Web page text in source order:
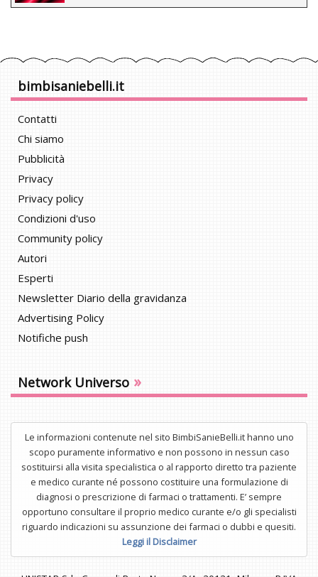
bimbisaniebelli.it
Contatti
Chi siamo
Pubblicità
Privacy
Privacy policy
Condizioni d'uso
Community policy
Autori
Esperti
Newsletter Diario della gravidanza
Advertising Policy
Notifiche push
Network Universo »
Le informazioni contenute nel sito BimbiSanieBelli.it hanno uno
scopo puramente informativo e non possono in nessun caso
sostituirsi alla visita specialistica o al rapporto diretto tra paziente
e medico curante né possono costituire una formulazione di
diagnosi o prescrizione di farmaci o trattamenti. E’ sempre
opportuno consultare il proprio medico curante e/o gli specialisti
riguardo indicazioni su assunzione dei farmaci o dubbi e quesiti.
Leggi il Disclaimer